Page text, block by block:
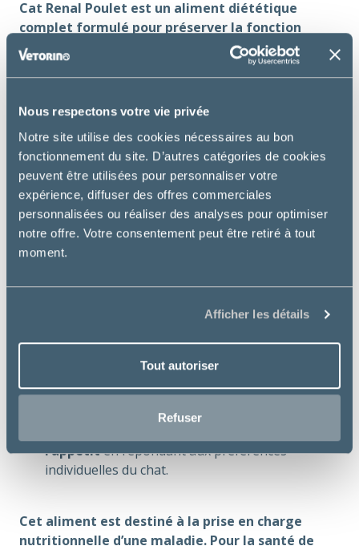
Nous respectons votre vie privée
Notre site utilise des cookies nécessaires au bon
fonctionnement du site. D’autres catégories de cookies
peuvent être utilisées pour personnaliser votre
expérience, diffuser des offres commerciales
personnalisées ou réaliser des analyses pour optimiser
notre offre. Votre consentement peut être retiré à tout
moment.
Afficher les détails
Tout autoriser
Refuser
Cat Renal Poulet est un aliment diététique
complet formulé pour préserver la fonction
rénale en cas d’insuffisance rénale ou de calculs
rénaux.
Insuffisance rénale chronique
Contre indications :
Gestation, lactation, croissance
Bienfaits essentiels :
Formulé pour
soulage les reins et limite les
alcalinisants pourlimiter l’acidose
métabolique due à la détérioration de la
l’appétiten répondant aux préférences
individuelles du chat.
Cet aliment est destiné à la prise en charge
nutritionnelle d’une maladie. Pour la santé de